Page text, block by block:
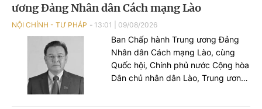
ương Đảng Nhân dân Cách mạng Lào
NỘI CHÍNH - TƯ PHÁP 13:01 09/08/2026
Ban Chấp hành Trung ương Đảng
Nhân dân Cách mạng Lào, cùng
Quốc hội, Chính phủ nước Cộng hòa
Dân chủ nhân dân Lào, Trung ương